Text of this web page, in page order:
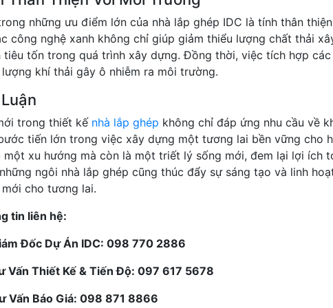
những ưu điểm lớn của nhà lắp ghép IDC là tính thân
công nghệ xanh không chỉ giúp giảm thiểu lượng chất thải
tiêu tốn trong quá trình xây dựng. Đồng thời, việc tích hợp
khí thải gây ô nhiễm ra môi trường.
trong thiết kế nhà lắp ghép không chỉ đáp ứng nhu cầu về
tiến lớn trong việc xây dựng một tương lai bền vững cho
một xu hướng mà còn là một triết lý sống mới, đem lại lợi ích
ngôi nhà lắp ghép cũng thúc đẩy sự sáng tạo và linh
mới cho tương lai.
tin liên hệ:
Đốc Dự Án IDC: 098 770 2886
Vấn Thiết Kế & Tiến Độ: 097 617 5678
Vấn Báo Giá: 098 871 8866